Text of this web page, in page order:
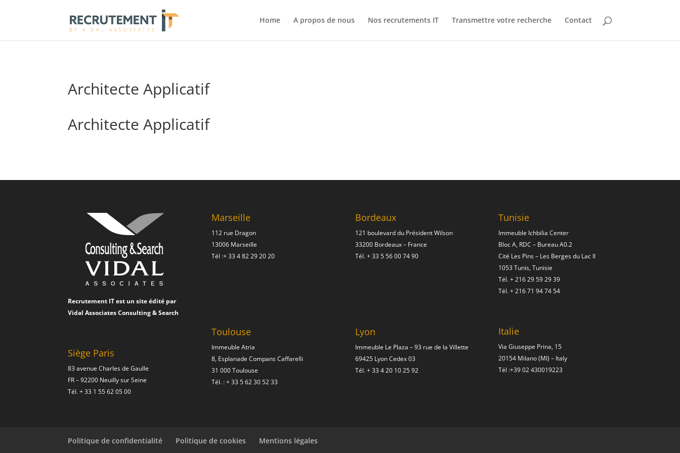
Home A propos de nous Nos recrutements IT Transmettre votre recherche Contact
Architecte Applicatif
Architecte Applicatif
Recrutement IT est un site édité par
Vidal Associates Consulting & Search
Siège Paris
83 avenue Charles de Gaulle
FR – 92200 Neuilly sur Seine
Tél.+ 33 1 55 62 05 00
Marseille
112 rue Dragon
13006 Marseille
Tél :+ 33 4 82 29 20 20
Toulouse
Immeuble Atria
8, Esplanade Compans Caffarelli
31 000 Toulouse
Tél. :+ 33 5 62 30 52 33
Bordeaux
121 boulevard du Président Wilson
33200 Bordeaux – France
Tél.+ 33 5 56 00 74 90
Lyon
Immeuble Le Plaza – 93 rue de la Villette
69425 Lyon Cedex 03
Tél.+ 33 4 20 10 25 92
Tunisie
Immeuble Ichbilia Center
Bloc A, RDC – Bureau A0.2
Cité Les Pins – Les Berges du Lac II
1053 Tunis, Tunisie
Tél.+ 216 29 59 29 39
Tél.+ 216 71 94 74 54
Italie
Via Giuseppe Prina, 15
20154 Milano (MI) – Italy
Tél :+39 02 430019223
Politique de confidentialité Politique de cookies Mentions légales